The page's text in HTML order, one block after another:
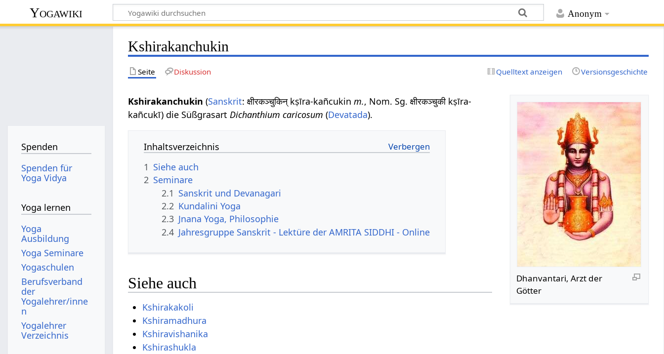
Anonym
Yogawiki
Kshirakanchukin
Seite Diskussion Quelltext anzeigen Versionsgeschichte
Dhanvantari, Arzt der
Götter
Kshirakanchukin (Sanskrit: क्षीरकञ्चुकिन् kṣīra-kañcukinm., Nom. Sg. क्षीरकञ्चुकी kṣīra-
kañcukī) die Süßgrasart Dichanthium caricosum (Devatada).
Inhaltsverzeichnis
1 Siehe auch
2 Seminare
2.1 Sanskrit und Devanagari
2.2 Kundalini Yoga
2.3 Jnana Yoga, Philosophie
2.4 Jahresgruppe Sanskrit - Lektüre der AMRITA SIDDHI - Online
Siehe auch
Kshirakakoli
Kshiramadhura
Kshiravishanika
Kshirashukla
Spenden
Spenden für
Yoga Vidya
Yoga lernen
Yoga
Ausbildung
Yoga Seminare
Yogaschulen
Berufsverband
der
Yogalehrer/inne
n
Yogalehrer
Verzeichnis